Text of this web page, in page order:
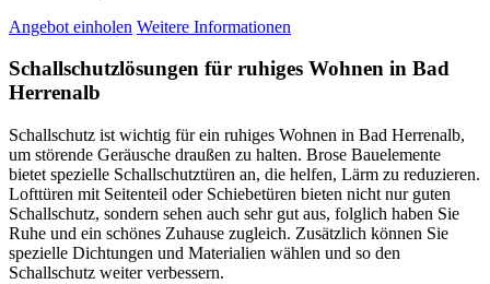
Angebot einholen Weitere Informationen
Schallschutzlösungen für ruhiges Wohnen in Bad
Herrenalb
Schallschutz ist wichtig für ein ruhiges Wohnen in Bad Herrenalb,
um störende Geräusche draußen zu halten. Brose Bauelemente
bietet spezielle Schallschutztüren an, die helfen, Lärm zu reduzieren.
Lofttüren mit Seitenteil oder Schiebetüren bieten nicht nur guten
Schallschutz, sondern sehen auch sehr gut aus, folglich haben Sie
Ruhe und ein schönes Zuhause zugleich. Zusätzlich können Sie
spezielle Dichtungen und Materialien wählen und so den
Schallschutz weiter verbessern.